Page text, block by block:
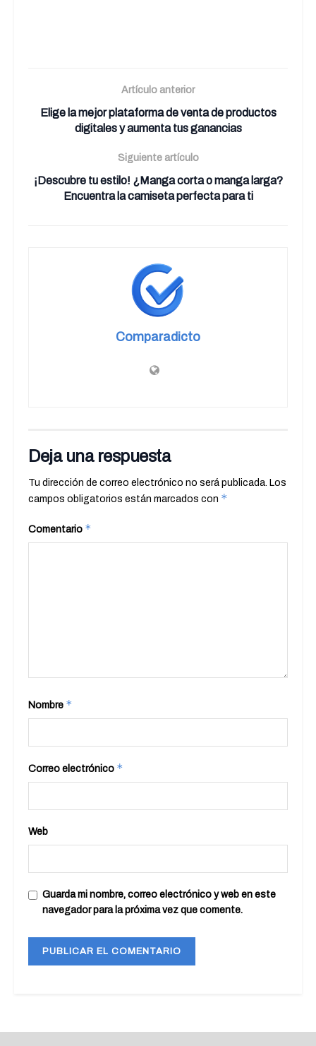
Artículo anterior
Elige la mejor plataforma de venta de productos
digitales y aumenta tus ganancias
Siguiente artículo
¡Descubre tu estilo! ¿Manga corta o manga larga?
Encuentra la camiseta perfecta para ti
Comparadicto
Deja una respuesta
Tu dirección de correo electrónico no será publicada. Los
campos obligatorios están marcados con *
Comentario *
Nombre *
Correo electrónico *
Web
Guarda mi nombre, correo electrónico y web en este
navegador para la próxima vez que comente.